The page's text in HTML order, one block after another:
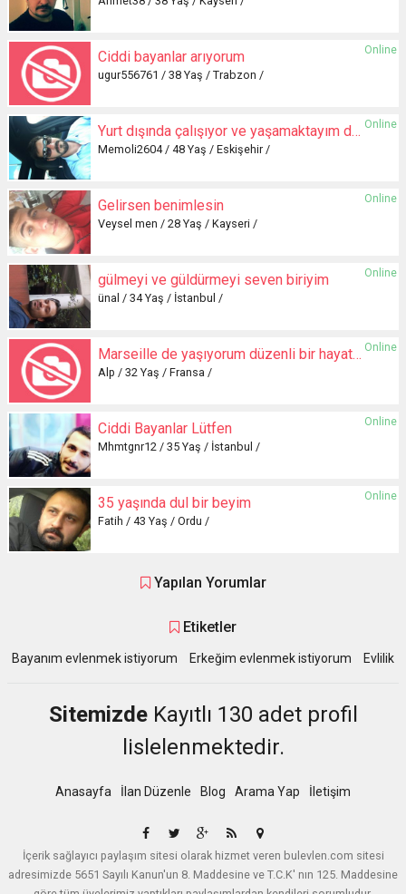
Online
Ciddi bayanlar arıyorum
ugur556761 / 38 Yaş / Trabzon /
Online
Yurt dışında çalışıyor ve yaşamaktayım daha evvelden evlenip boşanmış
Memoli2604 / 48 Yaş / Eskişehir /
Online
Gelirsen benimlesin
Veysel men / 28 Yaş / Kayseri /
Online
gülmeyi ve güldürmeyi seven biriyim
ünal / 34 Yaş / İstanbul /
Online
Marseille de yaşıyorum düzenli bir hayatım var
Alp / 32 Yaş / Fransa /
Online
Ciddi Bayanlar Lütfen
Mhmtgnr12 / 35 Yaş / İstanbul /
Online
35 yaşında dul bir beyim
Fatih / 43 Yaş / Ordu /
Yapılan Yorumlar
Etiketler
Bayanım evlenmek istiyorum Erkeğim evlenmek istiyorum Evlilik
SitemizdeKayıtlı 130 adet profil
lislelenmektedir.
Anasayfa İlan Düzenle Blog Arama Yap İletişim
İçerik sağlayıcı paylaşım sitesi olarak hizmet veren bulevlen.com sitesi
adresimizde 5651 Sayılı Kanun'un 8. Maddesine ve T.C.K' nın 125. Maddesine